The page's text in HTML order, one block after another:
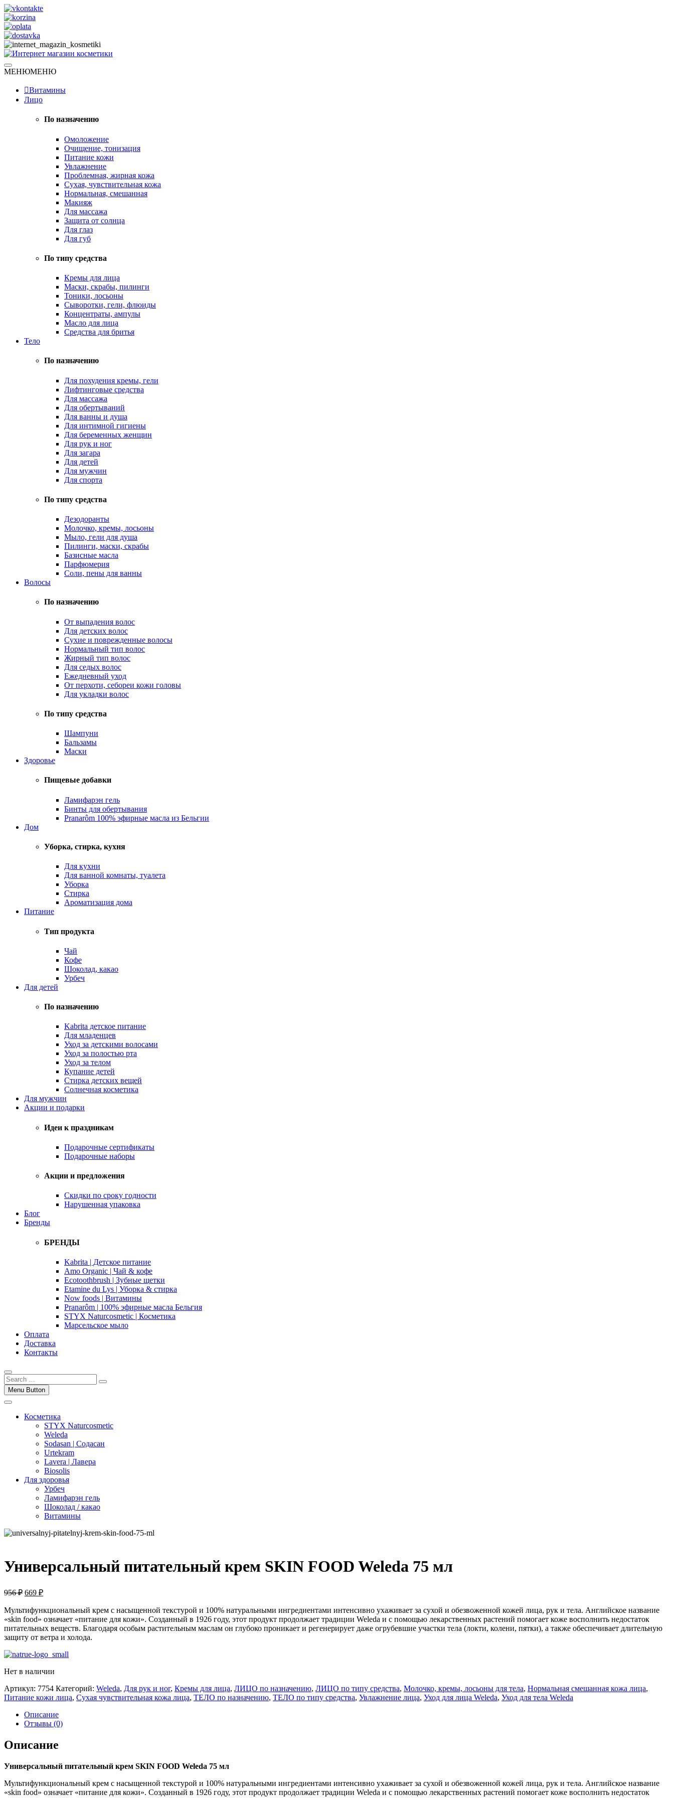
Skip
to
content
Интернет магазин косметики
Натуральная косметика
МЕНЮМЕНЮ
Витамины
Лицо
По назначению
Омоложение
Очищение, тонизация
Питание кожи
Увлажнение
Проблемная, жирная кожа
Сухая, чувствительная кожа
Нормальная, смешанная
Макияж
Для массажа
Защита от солнца
Для глаз
Для губ
По типу средства
Кремы для лица
Маски, скрабы, пилинги
Тоники, лосьоны
Сыворотки, гели, флюиды
Концентраты, ампулы
Масло для лица
Средства для бритья
Тело
По назначению
Для похудения кремы, гели
Лифтинговые средства
Для массажа
Для обертываний
Для ванны и душа
Для интимной гигиены
Для беременных женщин
Для рук и ног
Для загара
Для детей
Для мужчин
Для спорта
По типу средства
Дезодоранты
Молочко, кремы, лосьоны
Мыло, гели для душа
Пилинги, маски, скрабы
Базисные масла
Парфюмерия
Соли, пены для ванны
Волосы
По назначению
От выпадения волос
Для детских волос
Сухие и поврежденные волосы
Нормальный тип волос
Жирный тип волос
Для седых волос
Ежедневный уход
От перхоти, себореи кожи головы
Для укладки волос
По типу средства
Шампуни
Бальзамы
Маски
Здоровье
Пищевые добавки
Ламифарэн гель
Бинты для обертывания
Pranarôm 100% эфирные масла из Бельгии
Дом
Уборка, стирка, кухня
Для кухни
Для ванной комнаты, туалета
Уборка
Стирка
Ароматизация дома
Питание
Тип продукта
Чай
Кофе
Шоколад, какао
Урбеч
Для детей
По назначению
Kabrita детское питание
Для младенцев
Уход за детскими волосами
Уход за полостью рта
Уход за телом
Купание детей
Стирка детских вещей
Солнечная косметика
Для мужчин
Акции и подарки
Идеи к праздникам
Подарочные сертификаты
Подарочные наборы
Акции и предложения
Скидки по сроку годности
Нарушенная упаковка
Блог
Бренды
БРЕНДЫ
Kabrita | Детское питание
Amo Organic | Чай & кофе
Ecotoothbrush | Зубные щетки
Etamine du Lys | Уборка & стирка
Now foods | Витамины
Pranarôm | 100% эфирные масла Бельгия
STYX Naturcosmetic | Косметика
Марсельское мыло
Оплата
Доставка
Контакты
Menu Button
Косметика
STYX Naturcosmetic
Weleda
Sodasan | Содасан
Urtekram
Lavera | Лавера
Biosolis
Для здоровья
Урбеч
Ламифарэн гель
Шоколад / какао
Витамины
Универсальный питательный крем SKIN FOOD Weleda 75 мл
956₽ Первоначальная
составляла
956 ₽.
669 ₽Текущая
669 ₽.
Мультифункциональный крем с насыщенной текстурой и 100% натуральными ингредиентами интенсивно ухаживает за сухой и обезвоженной кожей лица, рук и тела. Английское название
«skin food» означает «питание для кожи». Созданный в 1926 году, этот продукт продолжает традиции Weleda и с помощью лекарственных растений помогает коже восполнить недостаток
питательных веществ. Благодаря особым растительным маслам он глубоко проникает и регенерирует даже огрубевшие участки тела (локти, колени, пятки), а также обеспечивает длительную
защиту от ветра и холода.
Нет в наличии
Артикул: 7754 Категорий: Weleda, Для рук и ног, Кремы для лица, ЛИЦО по назначению, ЛИЦО по типу средства, Молочко, кремы, лосьоны для тела, Нормальная смешанная кожа лица,
Питание кожи лица, Сухая чувствительная кожа лица, ТЕЛО по назначению, ТЕЛО по типу средства, Увлажнение лица, Уход для лица Weleda, Уход для тела Weleda
Описание
Отзывы (0)
Описание
Универсальный питательный крем SKIN FOOD Weleda 75 мл
Мультифункциональный крем с насыщенной текстурой и 100% натуральными ингредиентами интенсивно ухаживает за сухой и обезвоженной кожей лица, рук и тела. Английское название
«skin food» означает «питание для кожи». Созданный в 1926 году, этот продукт продолжает традиции Weleda и с помощью лекарственных растений помогает коже восполнить недостаток